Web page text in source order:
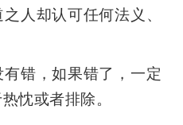
人却认可任何法义、
错，如果错了，一定
忱或者排除。